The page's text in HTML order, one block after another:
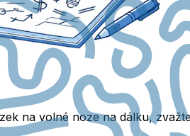
na volné noze na dálku,